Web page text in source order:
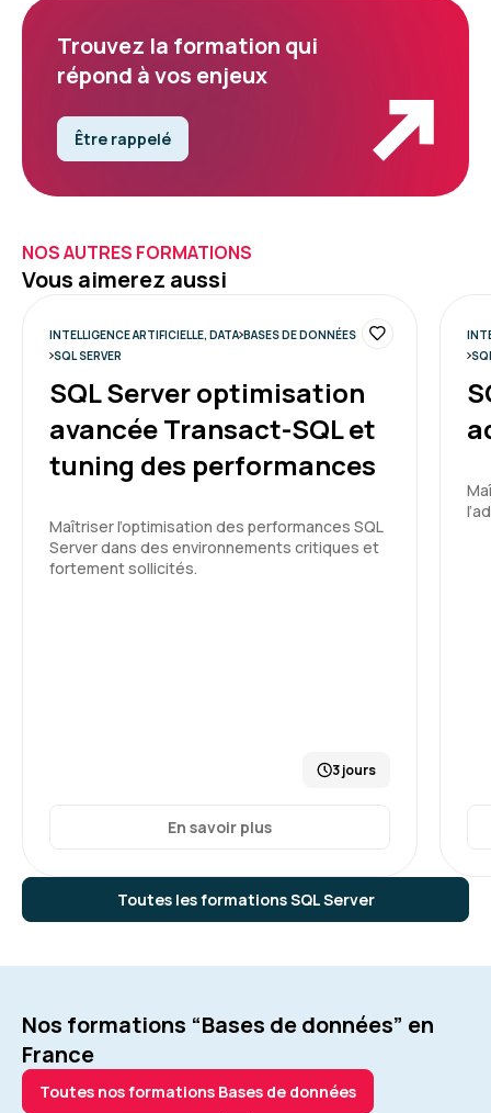
Trouvez la formation qui
répond à vos enjeux
Être rappelé
NOS AUTRES FORMATIONS
Vous aimerez aussi
Toutes les formations SQL Server
INTELLIGENCE ARTIFICIELLE, DATA BASES DE DONNÉES
SQL SERVER
SQL Server optimisation
avancée Transact-SQL et
tuning des performances
Maîtriser l’optimisation des performances SQL
Server dans des environnements critiques et
fortement sollicités.
3 jours
En savoir plus
Nos formations “Bases de données” en
France
Toutes nos formations Bases de données